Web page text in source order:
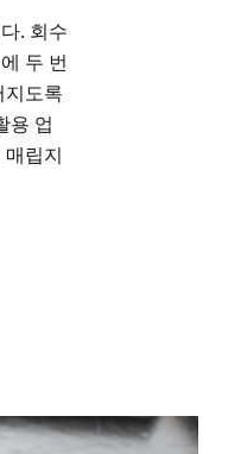
. 회수
두 번
도록
용 업
립지